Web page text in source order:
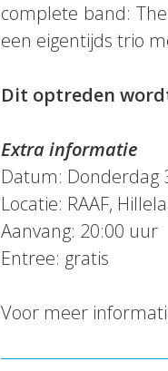
complete band:
een eigentijds trio
Dit optreden
Extra informatie
Datum: Donderdag
Locatie: RAAF,
Aanvang: 20:00 uur
Entree: gratis
Voor meer